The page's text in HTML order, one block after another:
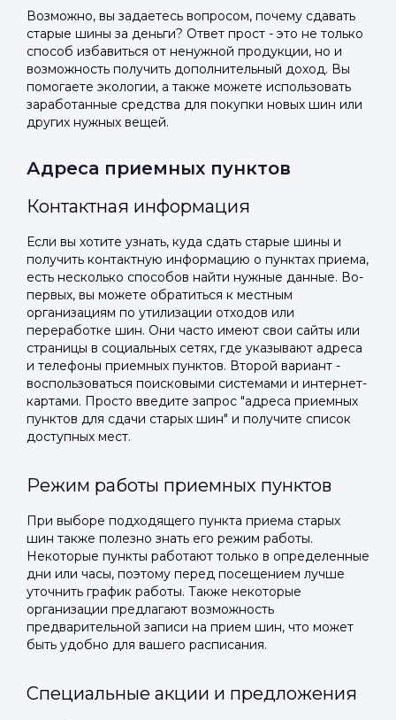
Возможно, вы задаетесь вопросом, почему сдавать
старые шины за деньги? Ответ прост - это не только
способ избавиться от ненужной продукции, но и
возможность получить дополнительный доход. Вы
помогаете экологии, а также можете использовать
заработанные средства для покупки новых шин или
других нужных вещей.
Адреса приемных пунктов
Контактная информация
Если вы хотите узнать, куда сдать старые шины и
получить контактную информацию о пунктах приема,
есть несколько способов найти нужные данные. Во-
первых, вы можете обратиться к местным
организациям по утилизации отходов или
переработке шин. Они часто имеют свои сайты или
страницы в социальных сетях, где указывают адреса
и телефоны приемных пунктов. Второй вариант -
воспользоваться поисковыми системами и интернет-
картами. Просто введите запрос "адреса приемных
пунктов для сдачи старых шин" и получите список
доступных мест.
Режим работы приемных пунктов
При выборе подходящего пункта приема старых
шин также полезно знать его режим работы.
Некоторые пункты работают только в определенные
дни или часы, поэтому перед посещением лучше
уточнить график работы. Также некоторые
организации предлагают возможность
предварительной записи на прием шин, что может
быть удобно для вашего расписания.
Специальные акции и предложения